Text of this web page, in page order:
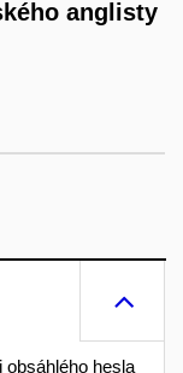
anglisty
hesla